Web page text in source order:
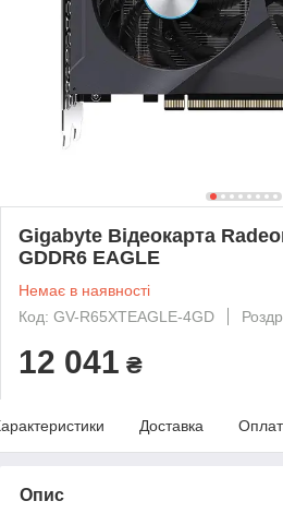
Gigabyte Відеокарта
GDDR6 EAGLE
Немає в наявності
Код: GV-R65XTEAGLE-4GD
12 041 ₴
Доставка
Опис